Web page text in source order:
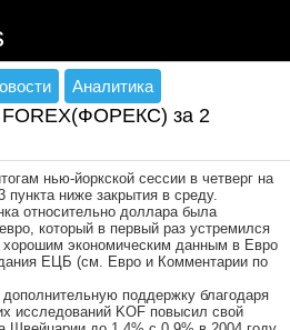
Аналитика
FOREX(ФОРЕКС) за 2
нью-йоркской сессии в четверг на
ниже закрытия в среду.
относительно доллара была
который в первый раз устремился
хорошим экономическим данным в Евро
ЕЦБ (см. Евро и Комментарии по
поддержку благодаря
исследований KOF повысил свой